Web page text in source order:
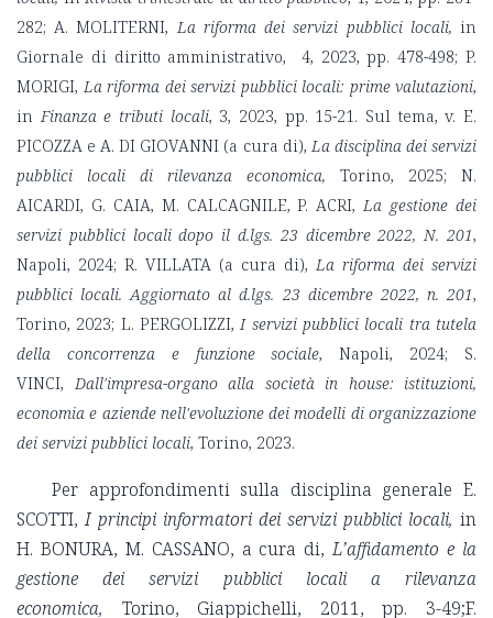
282; A. MOLITERNI, La riforma dei servizi pubblici locali, in
Giornale di diritto amministrativo, 4, 2023, pp. 478-498; P.
MORIGI, La riforma dei servizi pubblici locali: prime valutazioni,
in Finanza e tributi locali, 3, 2023, pp. 15-21. Sul tema, v. E.
PICOZZA e A. DI GIOVANNI (a cura di), La disciplina dei servizi
pubblici locali di rilevanza economica, Torino, 2025; N.
AICARDI, G. CAIA, M. CALCAGNILE, P. ACRI,La gestione dei
servizi pubblici locali dopo il d.lgs. 23 dicembre 2022, N. 201,
Napoli, 2024; R. VILLATA (a cura di), La riforma dei servizi
pubblici locali. Aggiornato al d.lgs. 23 dicembre 2022, n. 201,
Torino, 2023; L. PERGOLIZZI,I servizi pubblici locali tra tutela
della concorrenza e funzione sociale, Napoli, 2024; S.
VINCI, Dall'impresa-organo alla società in house: istituzioni,
economia e aziende nell'evoluzione dei modelli di organizzazione
dei servizi pubblici locali, Torino, 2023.
Per approfondimenti sulla disciplina generale E.
SCOTTI,I principi informatori dei servizi pubblici locali, in
H. BONURA, M. CASSANO, a cura di,L’affidamento e la
gestione dei servizi pubblici locali a rilevanza
economica, Torino, Giappichelli, 2011, pp. 3-49;F.